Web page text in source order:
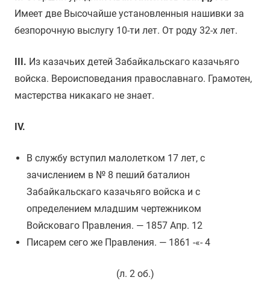
IV.
Имеет две Высочайше установленныя нашивки за
безпорочную выслугу 10-ти лет. От роду 32-х лет.
III. Из казачьих детей Забайкальскаго казачьяго
войска. Вероисповедания православнаго. Грамотен,
мастерства никакаго не знает.
IV.
В службу вступил малолетком 17 лет, с
зачислением в № 8 пеший баталион
Забайкальскаго казачьяго войска и с
определением младшим чертежником
Войсковаго Правления. — 1857 Апр. 12
Писарем сего же Правления. — 1861 -«- 4
(л. 2 об.)